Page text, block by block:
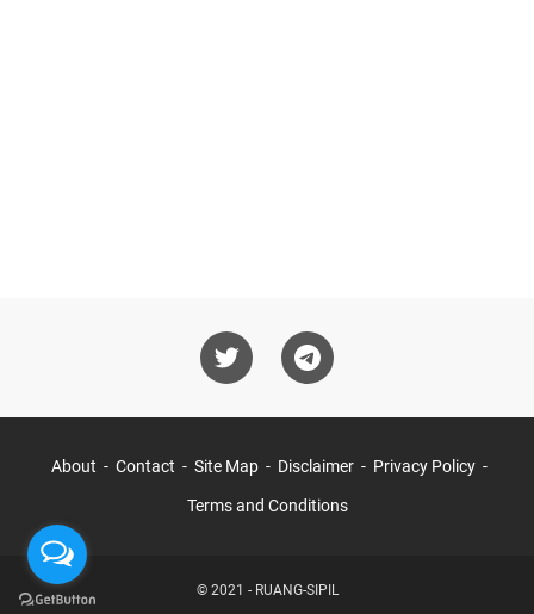
About Contact Site Map Disclaimer Privacy Policy
Terms and Conditions
© 2021 - RUANG-SIPIL